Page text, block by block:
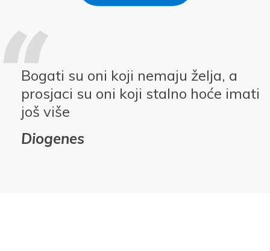
Bogati su oni koji nemaju želja, a
prosjaci su oni koji stalno hoće imati
još više
Diogenes